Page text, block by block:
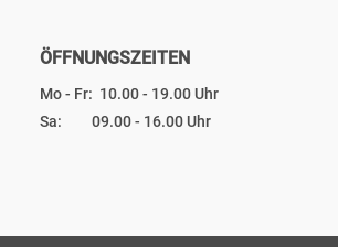
ÖFFNUNGSZEITEN
Mo - Fr: 10.00 - 19.00 Uhr
Sa: 09.00 - 16.00 Uhr